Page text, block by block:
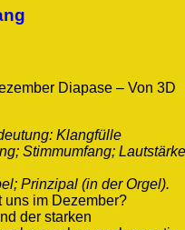
Diapase – Von 3D
Klangfülle
Stimmumfang; Lautstärke
Prinzipal (in der Orgel).
uns im Dezember?
der starken